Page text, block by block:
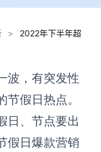
>
2022年下半年超
波，有突发性
假日热点。
日、节点要出
假日爆款营销